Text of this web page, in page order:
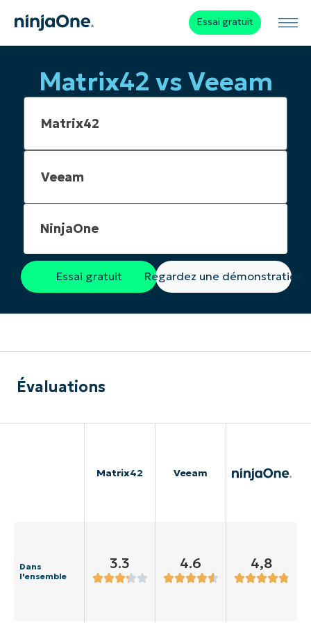
Essai gratuit
Matrix42 vs Veeam
NinjaOne
Essai gratuit Regardez une démonstration
Évaluations
Matrix42 Veeam
Dans
l'ensemble
3.3 4.6 4,8